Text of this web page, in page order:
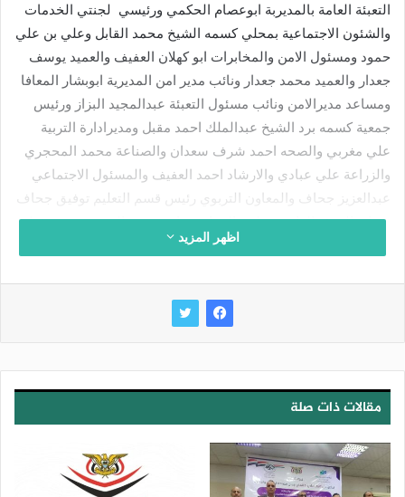
التعبئة العامة بالمديربة ابوعصام الحكمي ورئيسي لجنتي الخدمات
والشئون الاجتماعية بمحلي كسمه الشيخ محمد القابل وعلي بن علي
حمود ومسئول الامن والمخابرات ابو كهلان العفيف والعميد يوسف
جعدار والعميد محمد جعدار ونائب مدير امن المديرية ابوبشار المعافا
ومساعد مديرالامن ونائب مسئول التعبئة عبدالمجيد البزاز ورئيس
جمعية كسمه برد الشيخ عبدالملك احمد مقبل ومديرادارة التربية
علي مغربي والصحه احمد شرف سعدان والصناعة محمد المحجري
والزراعة علي عبادي والارشاد احمد العفيف والمسئول الاجتماعي
عبدالعزيز جحاف والمعاون التربوي رئيس قسم التعليم توفيق جحاف
ومتابع التعبئة العامة بعزلتي المغارم ويامن عبده العوصي ومسؤولي
التعبئة العامة بعزل المديرية وعدد من الجانب المحلي والتنفيذي
نسخة من المصحف الشريف، في ولاية ميشيغان الأمريكية.. مؤكدين
أن هذه الجريمة الشنيعة، تعكس مستوى الانحطاط والعداء الشديد
اظهر المزيد
مقالات ذات صلة